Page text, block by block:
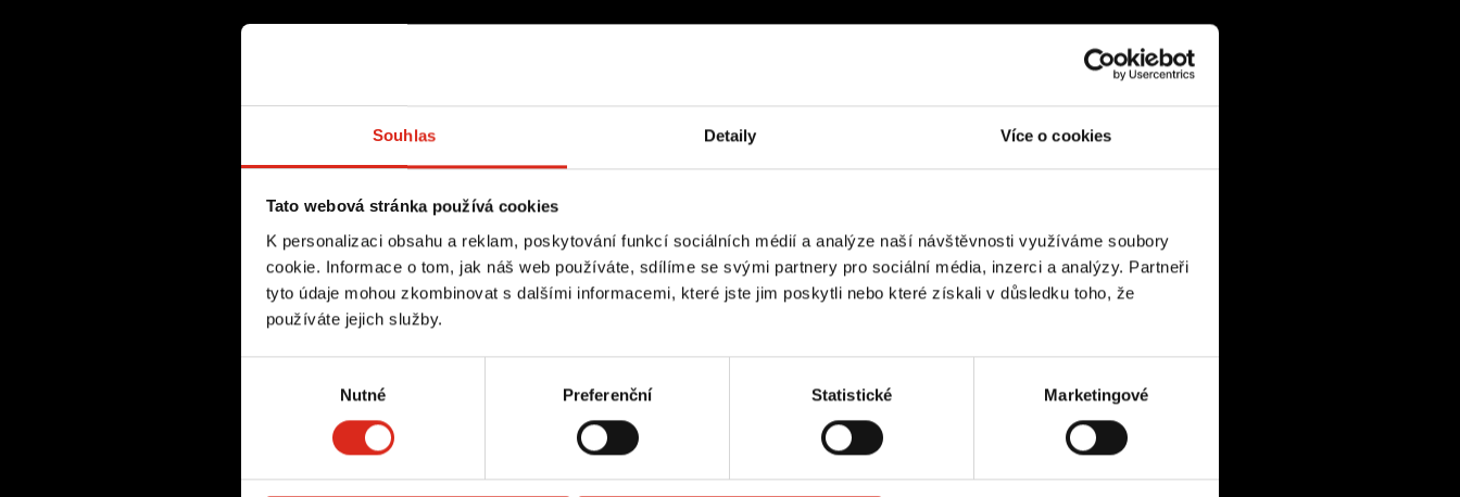
Souhlas Detaily Více o cookies
Tato webová stránka používá cookies
K personalizaci obsahu a reklam, poskytování funkcí sociálních médií a analýze naší návštěvnosti využíváme soubory
cookie. Informace o tom, jak náš web používáte, sdílíme se svými partnery pro sociální média, inzerci a analýzy. Partneři
tyto údaje mohou zkombinovat s dalšími informacemi, které jste jim poskytli nebo které získali v důsledku toho, že
používáte jejich služby.
Nutné Preferenční Statistické Marketingové